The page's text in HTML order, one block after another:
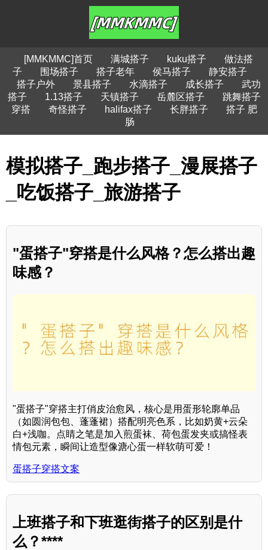
[MMKMMC]首页 满城搭子 kuku搭子
做法搭
子
围场搭子 搭子老年 侯马搭子
静安搭子
搭子户外
景县搭子 水滴搭子 成长搭子
武功
搭子
1.13搭子 天镇搭子 岳麓区搭子
跳舞搭子
穿搭
奇怪搭子 halifax搭子 长胖搭子
搭子 肥
肠
模拟搭子_跑步搭子_漫展搭子
_吃饭搭子_旅游搭子
"蛋搭子"穿搭是什么风格？怎么搭出趣
味感？
"蛋搭子"穿搭主打俏皮治愈风，核心是用蛋形轮廓单品
（如圆润包包、蓬蓬裙）搭配明亮色系，比如奶黄+云朵
白+浅咖。点睛之笔是加入煎蛋袜、荷包蛋发夹或搞怪表
情包元素，瞬间让造型像溏心蛋一样软萌可爱！
蛋搭子穿搭文案
上班搭子和下班逛街搭子的区别是什
么？****